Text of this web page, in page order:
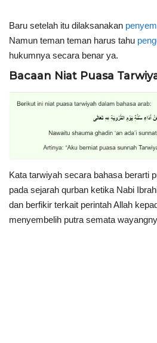
Baru setelah itu dilaksanakan
Namun teman teman harus tahu
hukumnya secara benar ya.
Bacaan Niat Puasa
Kata tarwiyah secara bahasa berarti
pada sejarah qurban ketika Nabi
dan berfikir terkait perintah Allah
menyembelih putra semata